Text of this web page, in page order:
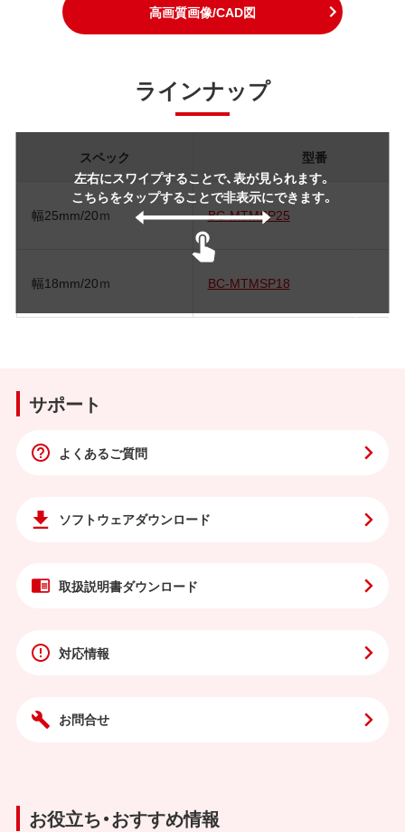
高画質画像/CAD図
ラインナップ
左右にスワイプすることで、表が見られます。
こちらをタップすることで非表示にできます。
スペック 型番
幅25mm/20ｍ BC-MTMSP25
幅18mm/20ｍ BC-MTMSP18
サポート
よくあるご質問
ソフトウェアダウンロード
取扱説明書ダウンロード
対応情報
お問合せ
お役立ち・おすすめ情報